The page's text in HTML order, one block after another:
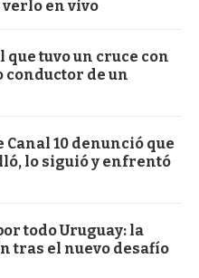
en vivo
tuvo un cruce con
conductor de un
10 denunció que
lo siguió y enfrentó
todo Uruguay: la
tras el nuevo desafío